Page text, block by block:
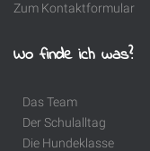
Zum Kontaktformular
Wo finde ich was?
Das Team
Der Schulalltag
Die Hundeklasse